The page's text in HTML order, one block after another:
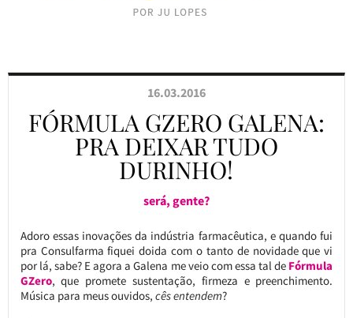
16.03.2016
FÓRMULA GZERO GALENA:
PRA DEIXAR TUDO
DURINHO!
será, gente?
Adoro essas inovações da indústria farmacêutica, e quando fui
pra Consulfarma fiquei doida com o tanto de novidade que vi
por lá, sabe? E agora a Galena me veio com essa tal de Fórmula
GZero, que promete sustentação, firmeza e preenchimento.
Música para meus ouvidos, cês entendem?